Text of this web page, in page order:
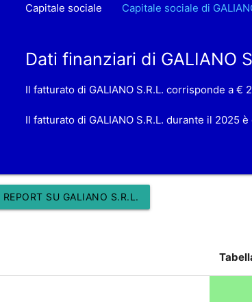
Capitale sociale Capitale sociale di
Dati finanziari di GALIANO
Il fatturato di GALIANO S.R.L. corrisponde a €
Il fatturato di GALIANO S.R.L. durante il 2025
REPORT SU GALIANO S.R.L.